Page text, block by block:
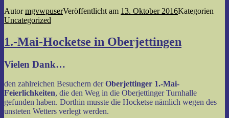
AutormgvwpuserVeröffentlicht am 13. Oktober 2016Kategorien
Uncategorized
1.-Mai-Hocketse in Oberjettingen
Vielen Dank…
den zahlreichen Besuchern derOberjettinger 1.-Mai-
Feierlichkeiten, die den Weg in die Oberjettinger Turnhalle
gefunden haben. Dorthin musste die Hocketse nämlich wegen des
unsteten Wetters verlegt werden.